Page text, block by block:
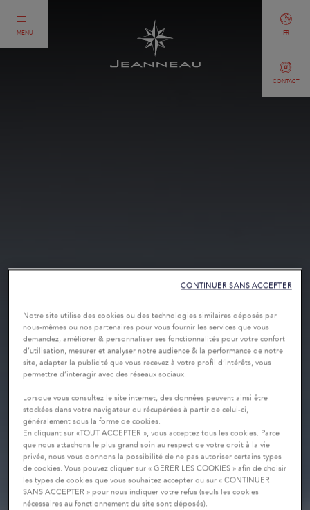
MENU
CONTACT
FR
Notre site utilise des cookies ou des technologies similaires déposés par
nous-mêmes ou nos partenaires pour vous fournir les services que vous
demandez, améliorer & personnaliser ses fonctionnalités pour votre confort
d’utilisation, mesurer et analyser notre audience & la performance de notre
site, adapter la publicité que vous recevez à votre profil d’intérêts, vous
permettre d’interagir avec des réseaux sociaux.
Lorsque vous consultez le site internet, des données peuvent ainsi être
stockées dans votre navigateur ou récupérées à partir de celui-ci,
généralement sous la forme de cookies.
En cliquant sur «TOUT ACCEPTER », vous acceptez tous les cookies. Parce
que nous attachons le plus grand soin au respect de votre droit à la vie
privée, nous vous donnons la possibilité de ne pas autoriser certains types
de cookies. Vous pouvez cliquer sur « GERER LES COOKIES » afin de choisir
les types de cookies que vous souhaitez accepter ou sur « CONTINUER
SANS ACCEPTER » pour nous indiquer votre refus (seuls les cookies
nécessaires au fonctionnement du site sont déposés).
CONTINUER SANS ACCEPTER